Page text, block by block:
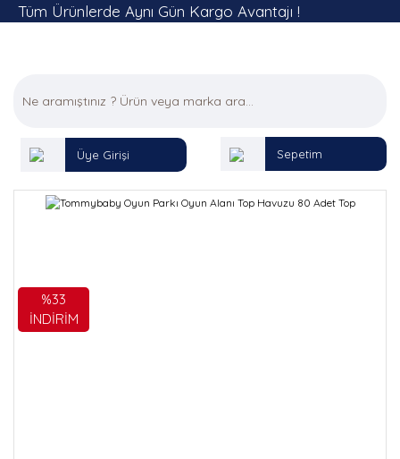
Tüm Ürünlerde Aynı Gün Kargo Avantajı !
Üye Girişi Sepetim
%33
İNDİRİM